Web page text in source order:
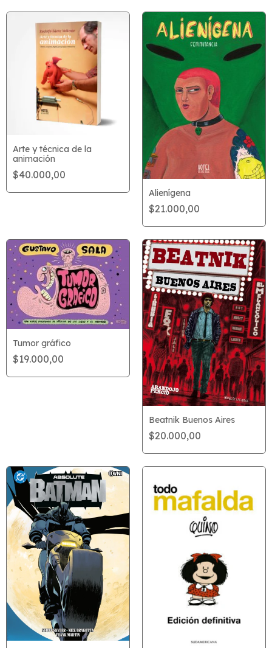
Arte y técnica de la
animación
$40.000,00
Alienígena
$21.000,00
Tumor gráfico
$19.000,00
Beatnik Buenos Aires
$20.000,00